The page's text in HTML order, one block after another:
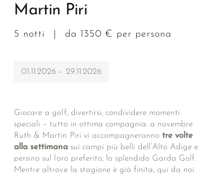
Martin Piri
5 notti da 1350 € per persona
01.11.2026 – 29.11.2026
Giocare a golf, divertirsi, condividere momenti
speciali – tutto in ottima compagnia: a novembre
Ruth & Martin Piri vi accompagnerannotre volte
alla settimanasui campi più belli dell’Alto Adige e
persino sul loro preferito, lo splendido Garda Golf.
Mentre altrove la stagione è già finita, qui da noi